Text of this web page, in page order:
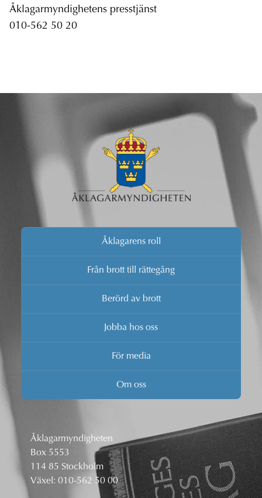
Åklagarmyndighetens presstjänst
010-562 50 20
Åklagarens roll
Från brott till rättegång
Berörd av brott
Jobba hos oss
För media
Om oss
Åklagarmyndigheten
Box 5553
114 85 Stockholm
Växel: 010-562 50 00